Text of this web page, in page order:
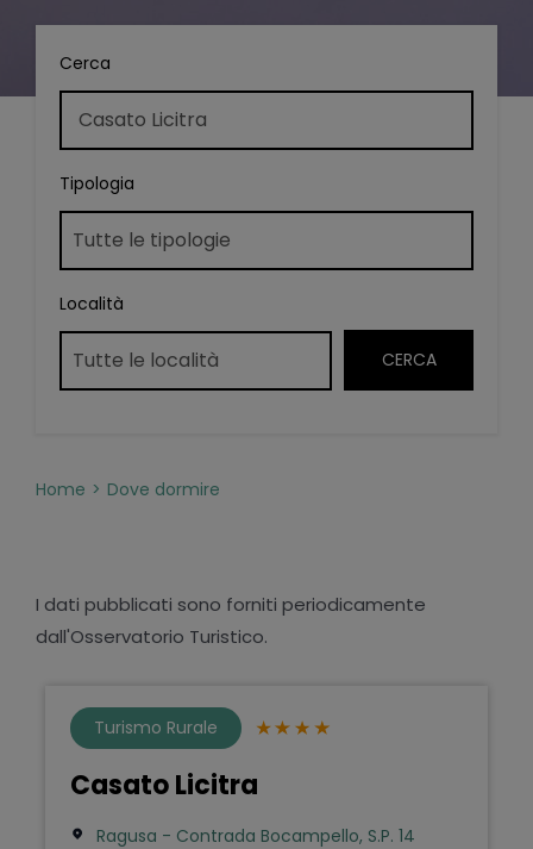
Cerca
Tipologia
Località
Home Dove dormire
I dati pubblicati sono forniti periodicamente
dall'Osservatorio Turistico.
Turismo Rurale
Casato Licitra
Ragusa - Contrada Bocampello, S.P. 14